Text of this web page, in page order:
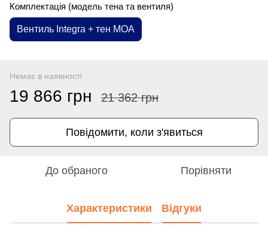
Комплектація (модель тена та вентиля)
Вентиль Integra + тен MOA
Немає в наявності
19 866 грн 21 362 грн
Повідомити, коли з'явиться
До обраного Порівняти
Характеристики Відгуки